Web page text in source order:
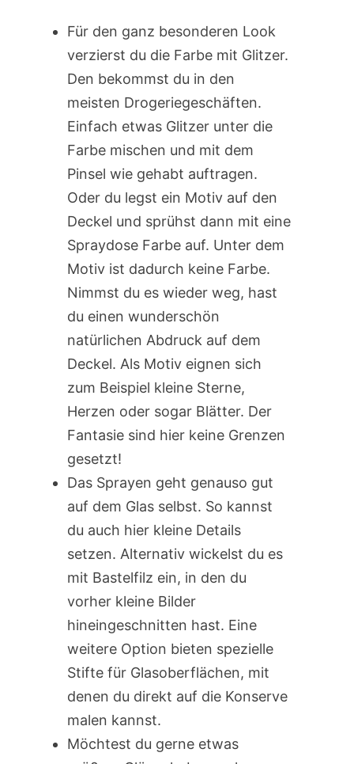
Für den ganz besonderen Look
verzierst du die Farbe mit Glitzer.
Den bekommst du in den
meisten Drogeriegeschäften.
Einfach etwas Glitzer unter die
Farbe mischen und mit dem
Pinsel wie gehabt auftragen.
Oder du legst ein Motiv auf den
Deckel und sprühst dann mit eine
Spraydose Farbe auf. Unter dem
Motiv ist dadurch keine Farbe.
Nimmst du es wieder weg, hast
du einen wunderschön
natürlichen Abdruck auf dem
Deckel. Als Motiv eignen sich
zum Beispiel kleine Sterne,
Herzen oder sogar Blätter. Der
Fantasie sind hier keine Grenzen
gesetzt!
Das Sprayen geht genauso gut
auf dem Glas selbst. So kannst
du auch hier kleine Details
setzen. Alternativ wickelst du es
mit Bastelfilz ein, in den du
vorher kleine Bilder
hineingeschnitten hast. Eine
weitere Option bieten spezielle
Stifte für Glasoberflächen, mit
denen du direkt auf die Konserve
malen kannst.
Möchtest du gerne etwas